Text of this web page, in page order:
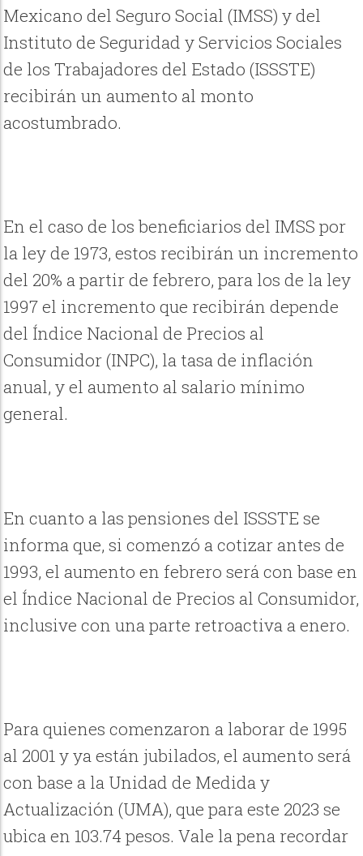
Mexicano del Seguro Social (IMSS) y del
Instituto de Seguridad y Servicios Sociales
de los Trabajadores del Estado (ISSSTE)
recibirán un aumento al monto
acostumbrado.
En el caso de los beneficiarios del IMSS por
la ley de 1973, estos recibirán un incremento
del 20% a partir de febrero, para los de la ley
1997 el incremento que recibirán depende
del Índice Nacional de Precios al
Consumidor (INPC), la tasa de inflación
anual, y el aumento al salario mínimo
general.
En cuanto a las pensiones del ISSSTE se
informa que, si comenzó a cotizar antes de
1993, el aumento en febrero será con base en
el Índice Nacional de Precios al Consumidor,
inclusive con una parte retroactiva a enero.
Para quienes comenzaron a laborar de 1995
al 2001 y ya están jubilados, el aumento será
con base a la Unidad de Medida y
Actualización (UMA), que para este 2023 se
ubica en 103.74 pesos. Vale la pena recordar